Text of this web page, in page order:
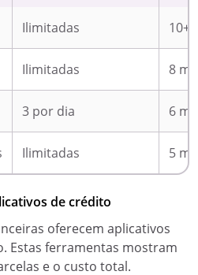
Ilimitadas 10+
Ilimitadas 8
3 por dia 6
Ilimitadas 5
de crédito
oferecem aplicativos
Estas ferramentas mostram
e o custo total.